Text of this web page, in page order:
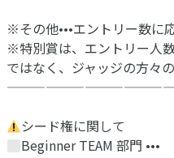
※その他•••エントリー数に
※特別賞は、エントリー人
ではなく、ジャッジの方々
シード権に関して
Beginner TEAM 部門 •••